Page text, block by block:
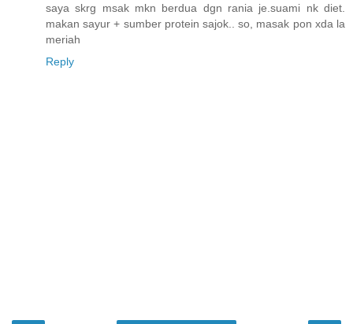
saya skrg msak mkn berdua dgn rania je.suami nk diet.
makan sayur + sumber protein sajok.. so, masak pon xda la
meriah
Reply